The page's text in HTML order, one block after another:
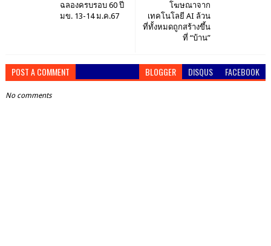
โฆษณาจาก
เทคโนโลยี AI ล้วน
ที่ทั้งหมดถูกสร้างขึ้น
ที่ “บ้าน”
ฉลองครบรอบ 60 ปี
มข. 13-14 ม.ค.67
POST A COMMENT BLOGGER DISQUS FACEBOOK
No comments